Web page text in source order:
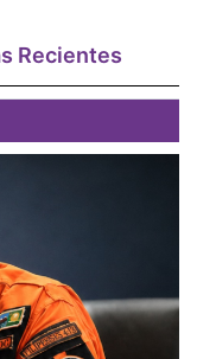
Recientes